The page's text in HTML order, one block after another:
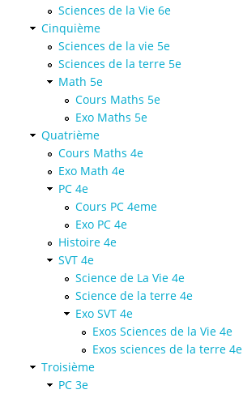
Sciences de la Vie 6e
Cinquième
Sciences de la vie 5e
Sciences de la terre 5e
Math 5e
Cours Maths 5e
Exo Maths 5e
Quatrième
Cours Maths 4e
Exo Math 4e
PC 4e
Cours PC 4eme
Exo PC 4e
Histoire 4e
SVT 4e
Science de La Vie 4e
Science de la terre 4e
Exo SVT 4e
Exos Sciences de la Vie 4e
Exos sciences de la terre 4e
Troisième
PC 3e